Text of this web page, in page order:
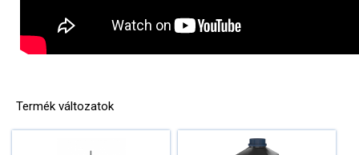
Termék változatok